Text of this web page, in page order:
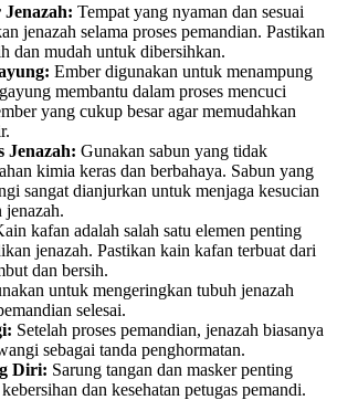
Tempat yang nyaman dan sesuai
jenazah selama proses pemandian. Pastikan
dan mudah untuk dibersihkan.
Ember digunakan untuk menampung
membantu dalam proses mencuci
yang cukup besar agar memudahkan
Jenazah: Gunakan sabun yang tidak
kimia keras dan berbahaya. Sabun yang
sangat dianjurkan untuk menjaga kesucian
jenazah.
kafan adalah salah satu elemen penting
jenazah. Pastikan kain kafan terbuat dari
dan bersih.
untuk mengeringkan tubuh jenazah
selesai.
Setelah proses pemandian, jenazah biasanya
sebagai tanda penghormatan.
Diri: Sarung tangan dan masker penting
dan kesehatan petugas pemandi.